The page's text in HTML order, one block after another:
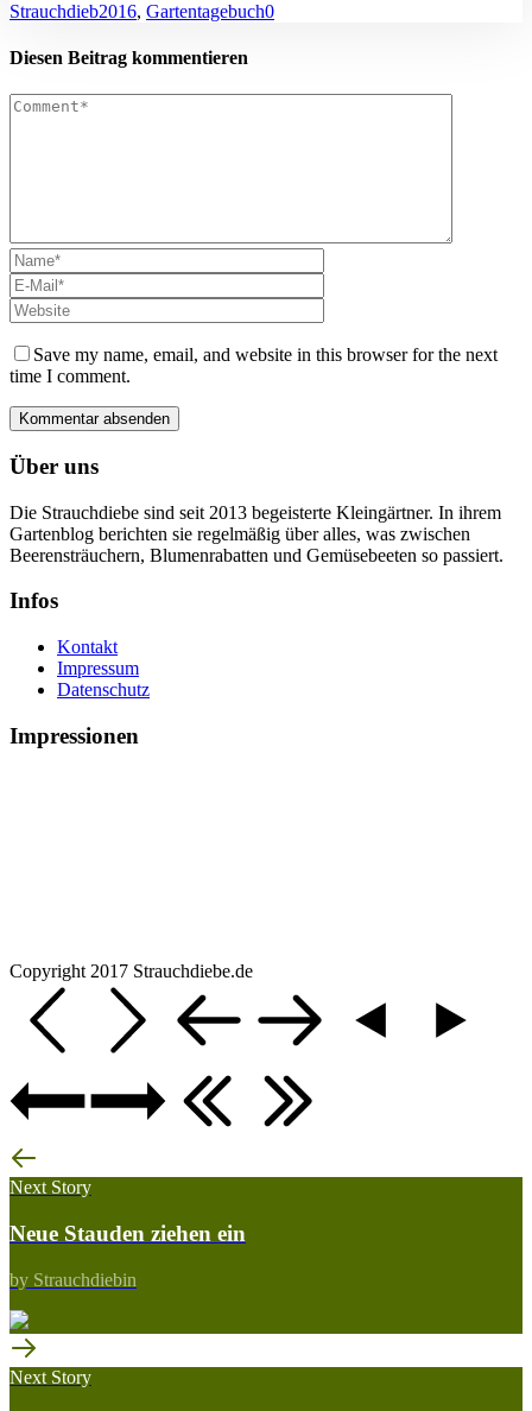
Strauchdieb2016, Gartentagebuch0
Diesen Beitrag kommentieren
Save my name, email, and website in this browser for the next
time I comment.
Über uns
Die Strauchdiebe sind seit 2013 begeisterte Kleingärtner. In ihrem
Gartenblog berichten sie regelmäßig über alles, was zwischen
Beerensträuchern, Blumenrabatten und Gemüsebeeten so passiert.
Infos
Kontakt
Impressum
Datenschutz
Impressionen
Copyright 2017 Strauchdiebe.de
Next Story
Neue Stauden ziehen ein
by Strauchdiebin
Next Story